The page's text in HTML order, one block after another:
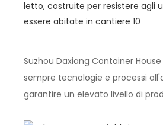
Suzhou Daxiang Container
sempre tecnologie e processi
garantire un elevato livello di